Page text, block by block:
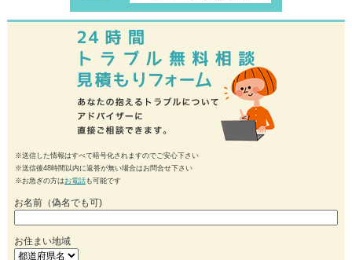
※送信した情報はすべて暗号化されますのでご安心下さい
※送信後48時間以内に返答が無い場合はお問合せ下さい
※お急ぎの方はお電話も可能です
お名前（偽名でも可)
お住まい地域